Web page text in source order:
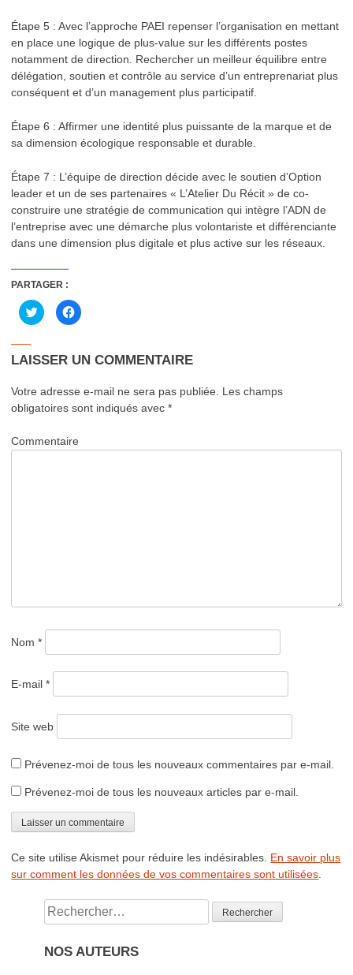
Étape 5 : Avec l’approche PAEI repenser l’organisation en mettant
en place une logique de plus-value sur les différents postes
notamment de direction. Rechercher un meilleur équilibre entre
délégation, soutien et contrôle au service d’un entreprenariat plus
conséquent et d’un management plus participatif.
Étape 6 : Affirmer une identité plus puissante de la marque et de
sa dimension écologique responsable et durable.
Étape 7 : L’équipe de direction décide avec le soutien d’Option
leader et un de ses partenaires « L’Atelier Du Récit » de co-
construire une stratégie de communication qui intègre l’ADN de
l’entreprise avec une démarche plus volontariste et différenciante
dans une dimension plus digitale et plus active sur les réseaux.
PARTAGER :
Cliquez
pour
partager
dans
une
fenêtre)
Cliquez
pour
dans
une
fenêtre)
LAISSER UN COMMENTAIRE
Votre adresse e-mail ne sera pas publiée.
Les champs
obligatoires sont indiqués avec*
Commentaire
Nom*
E-mail*
Site web
Prévenez-moi de tous les nouveaux commentaires par e-mail.
Prévenez-moi de tous les nouveaux articles par e-mail.
Ce site utilise Akismet pour réduire les indésirables. En savoir plus
sur comment les données de vos commentaires sont utilisées
Rechercher :
NOS AUTEURS